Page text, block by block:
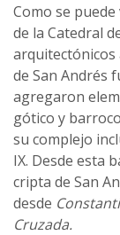
Como se
de la Catedral
arquitectónicos
de San Andrés
agregaron
gótico y
su complejo
IX. Desde esta
cripta de San
desde
Cruzada.